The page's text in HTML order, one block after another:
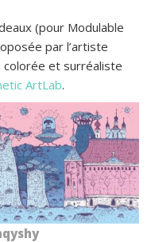
(pour Modulable
par l’artiste
colorée et surréaliste
ArtLab.